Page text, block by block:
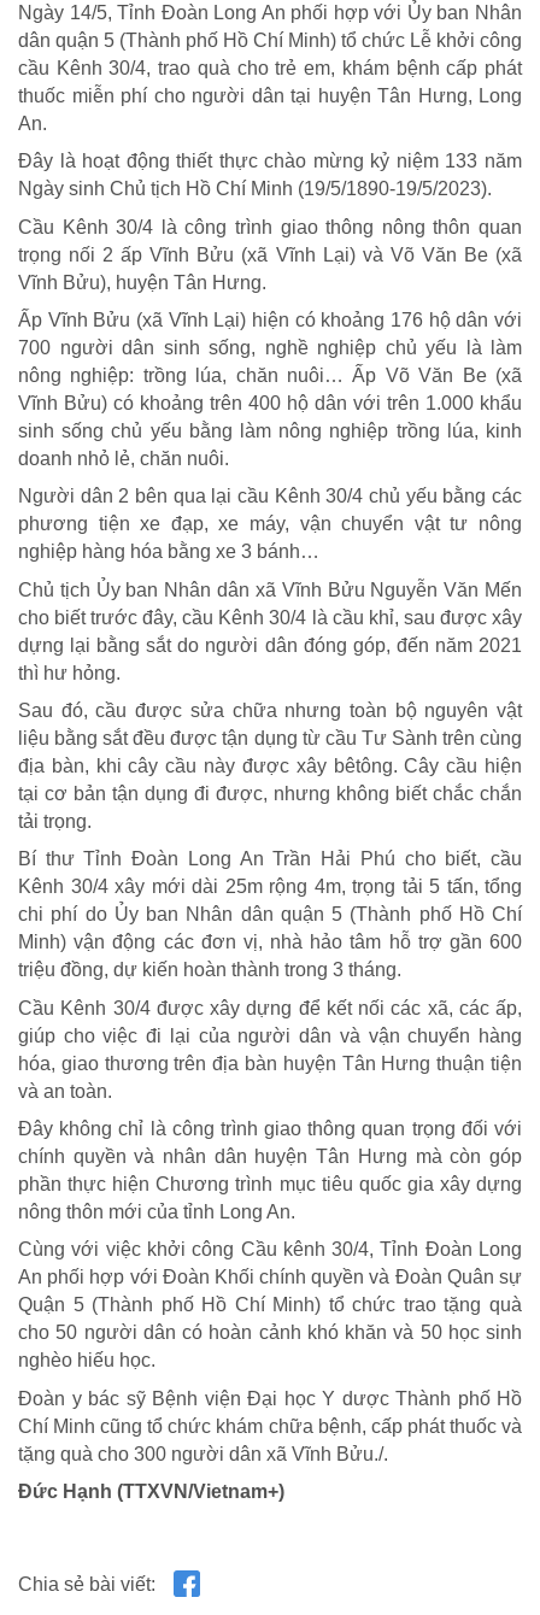
CHÍNH SÁCH AN SINH
Giảm nghèo bền vững
Xây dựng Nông thôn mới
Bảo hiểm xã hội - Bảo hiểm y tế
Y tế và sức khỏe
TRÁCH NHIỆM CỘNG ĐỒNG
Doanh nghiệp - Doanh nhân
Mô hình tiêu biểu
Ngày 14/5, Tỉnh Đoàn Long An phối hợp với Ủy ban Nhân
dân quận 5 (Thành phố Hồ Chí Minh) tổ chức Lễ khởi công
cầu Kênh 30/4, trao quà cho trẻ em, khám bệnh cấp phát
thuốc miễn phí cho người dân tại huyện Tân Hưng, Long
An.
Đây là hoạt động thiết thực chào mừng kỷ niệm 133 năm
Ngày sinh Chủ tịch Hồ Chí Minh (19/5/1890-19/5/2023).
Cầu Kênh 30/4 là công trình giao thông nông thôn quan
trọng nối 2 ấp Vĩnh Bửu (xã Vĩnh Lại) và Võ Văn Be (xã
Vĩnh Bửu), huyện Tân Hưng.
Ấp Vĩnh Bửu (xã Vĩnh Lại) hiện có khoảng 176 hộ dân với
700 người dân sinh sống, nghề nghiệp chủ yếu là làm
nông nghiệp: trồng lúa, chăn nuôi… Ấp Võ Văn Be (xã
Vĩnh Bửu) có khoảng trên 400 hộ dân với trên 1.000 khẩu
sinh sống chủ yếu bằng làm nông nghiệp trồng lúa, kinh
doanh nhỏ lẻ, chăn nuôi.
Người dân 2 bên qua lại cầu Kênh 30/4 chủ yếu bằng các
phương tiện xe đạp, xe máy, vận chuyển vật tư nông
nghiệp hàng hóa bằng xe 3 bánh…
Chủ tịch Ủy ban Nhân dân xã Vĩnh Bửu Nguyễn Văn Mến
cho biết trước đây, cầu Kênh 30/4 là cầu khỉ, sau được xây
dựng lại bằng sắt do người dân đóng góp, đến năm 2021
thì hư hỏng.
Sau đó, cầu được sửa chữa nhưng toàn bộ nguyên vật
liệu bằng sắt đều được tận dụng từ cầu Tư Sành trên cùng
địa bàn, khi cây cầu này được xây bêtông. Cây cầu hiện
tại cơ bản tận dụng đi được, nhưng không biết chắc chắn
tải trọng.
Bí thư Tỉnh Đoàn Long An Trần Hải Phú cho biết, cầu
Kênh 30/4 xây mới dài 25m rộng 4m, trọng tải 5 tấn, tổng
chi phí do Ủy ban Nhân dân quận 5 (Thành phố Hồ Chí
Minh) vận động các đơn vị, nhà hảo tâm hỗ trợ gần 600
triệu đồng, dự kiến hoàn thành trong 3 tháng.
Cầu Kênh 30/4 được xây dựng để kết nối các xã, các ấp,
giúp cho việc đi lại của người dân và vận chuyển hàng
hóa, giao thương trên địa bàn huyện Tân Hưng thuận tiện
và an toàn.
Đây không chỉ là công trình giao thông quan trọng đối với
chính quyền và nhân dân huyện Tân Hưng mà còn góp
phần thực hiện Chương trình mục tiêu quốc gia xây dựng
nông thôn mới của tỉnh Long An.
Cùng với việc khởi công Cầu kênh 30/4, Tỉnh Đoàn Long
An phối hợp với Đoàn Khối chính quyền và Đoàn Quân sự
Quận 5 (Thành phố Hồ Chí Minh) tổ chức trao tặng quà
cho 50 người dân có hoàn cảnh khó khăn và 50 học sinh
nghèo hiếu học.
Đoàn y bác sỹ Bệnh viện Đại học Y dược Thành phố Hồ
Chí Minh cũng tổ chức khám chữa bệnh, cấp phát thuốc và
tặng quà cho 300 người dân xã Vĩnh Bửu./.
Đức Hạnh (TTXVN/Vietnam+)
Chia sẻ bài viết: